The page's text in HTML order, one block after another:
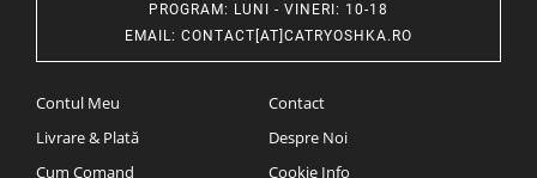
PROGRAM: LUNI - VINERI: 10-18
EMAIL: CONTACT[AT]CATRYOSHKA.RO
Contul Meu
Livrare & Plată
Cum Comand
Contact
Despre Noi
Cookie Info